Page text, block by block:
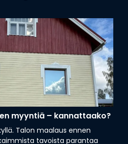
myyntiä – kannattaako?
Talon maalaus ennen
tavoista parantaa